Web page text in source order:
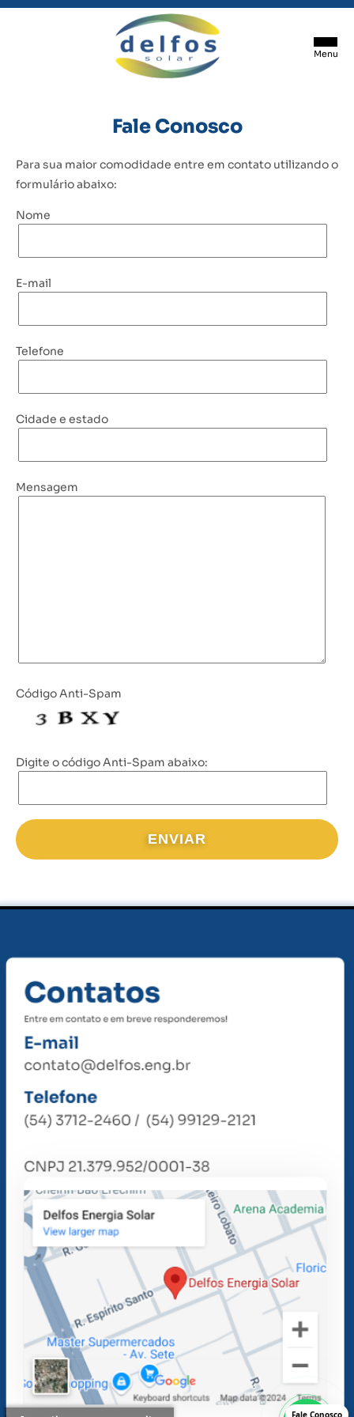
SOBRE NÓS
CONTATO
Fale Conosco
Para sua maior comodidade entre em contato utilizando o
formulário abaixo:
Nome
E-mail
Telefone
Cidade e estado
Mensagem
Código Anti-Spam
Digite o código Anti-Spam abaixo: